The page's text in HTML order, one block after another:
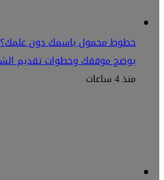
خطوط محمول باسمك دون علمك؟..
يوضح موقفك وخطوات تقديم
منذ 4 ساعات